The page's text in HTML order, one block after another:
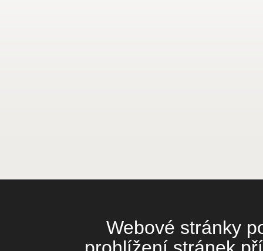
Webové stránky